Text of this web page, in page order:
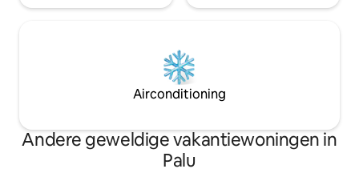
Airconditioning
Andere geweldige vakantiewoningen in
Palu